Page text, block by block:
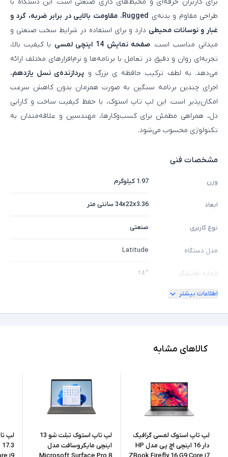
طراحی مقاوم و بدنه‌ی Rugged،مقاومت بالایی در برابر ضربه، گرد و
غبار و نوسانات محیطی دارد و برای استفاده در شرایط سخت صنعتی و
میدانی مناسب است. صفحه نمایش 14 اینچی لمسی
با کیفیت بالا،
تجربه‌ای روان و دقیق در تعامل با برنامه‌ها و نرم‌افزارهای مختلف ارائه
می‌دهد. به لطف ترکیب حافظه‌ ی بزرگ و پردازنده‌ی نسل یازدهم،
اجرای چندین برنامه سنگین به‌ صورت همزمان بدون کاهش سرعت
امکان‌پذیر است. این لپ تاپ استوک، با حفظ کیفیت ساخت و کارایی
دل، همراهی مطمئن برای کسب‌وکارها، مهندسین و علاقه‌مندان به
تکنولوژی محسوب می‌شود.
مشخصات فنی
وزن 1.97 کیلوگرم
ابعاد 34x22x3.36 سانتی متر
نوع کاربری صنعتی
مدل دستگاه Latitude
اندازه نمایشگر " 14
امکان چرخش
نسل پردازنده
8GB
حافظه داخلی 256GB
اطلاعات بیشتر
کالاهای مشابه
لپ تاپ استوک لمسی گرافیک
دار 16 اینچی اچ پی مدل HP
لپ تاپ استوک تبلت شو 13
اینچی مایکروسافت مدل
لپ